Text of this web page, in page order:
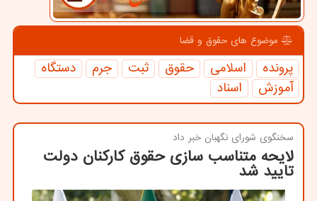
موضوع های حقوق و قضا
پرونده اسلامی حقوق ثبت جرم
دستگاه
آموزش
اسناد
سخنگوی شورای نگهبان خبر داد
لایحه متناسب سازی حقوق کارکنان دولت
تایید شد